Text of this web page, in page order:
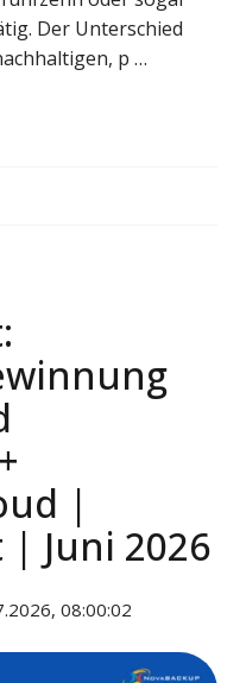
Der Unterschied
p …
|
| Juni 2026
08:00:02